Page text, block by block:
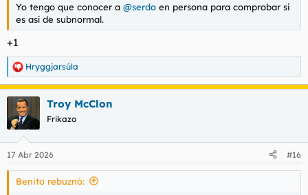
Yo tengo que conocer a @serdo en persona para comprobar si
es así de subnormal.
+1
R
e
a
c
i
e
s
Hryggjarsúla
Troy McClon
Frikazo
17 Abr 2026 #16
Benito rebuznó: